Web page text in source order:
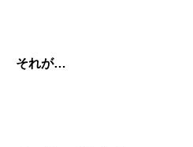
それが…